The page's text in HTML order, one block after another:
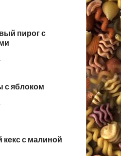
пирог с
с яблоком
с малиной